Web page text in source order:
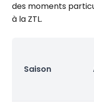
des moments
à la ZTL.
Saison